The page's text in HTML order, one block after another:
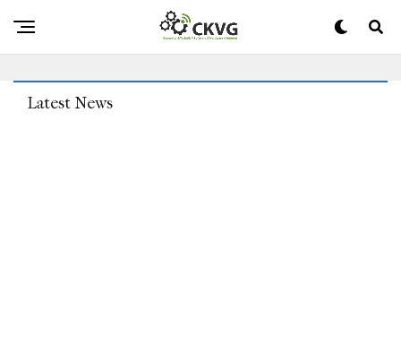
Konzentrieren“: Die Umkehrung Von Roe V. Wade Hat
Lebensverändernde Folgen Für Männliche Begleiter
Latest News